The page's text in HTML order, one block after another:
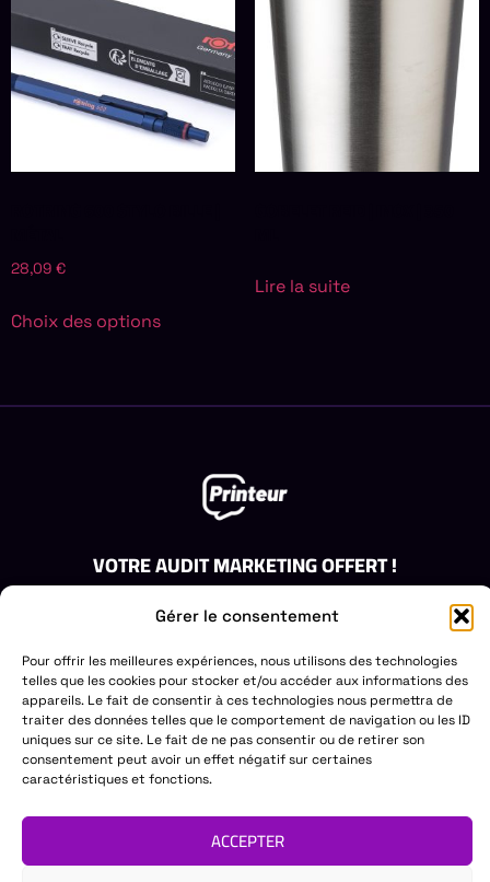
Gérer le consentement
Pour offrir les meilleures expériences, nous utilisons des technologies
telles que les cookies pour stocker et/ou accéder aux informations des
appareils. Le fait de consentir à ces technologies nous permettra de
traiter des données telles que le comportement de navigation ou les ID
uniques sur ce site. Le fait de ne pas consentir ou de retirer son
consentement peut avoir un effet négatif sur certaines
caractéristiques et fonctions.
ACCEPTER
28,09 €
Choix des options
Lire la suite
VOTRE AUDIT MARKETING OFFERT !
Obtenez un audit gratuit de votre stratégie de marketing.
Laissez-nous vous aider à identifier les opportunités de
DEMANDEZ VOTRE AUDIT GRATUIT
PRINTEUR
COMMUNICATION
À propos
ACCÈS RAPIDE
Création de site web
Création de logo &
DES QUESTIONS?
Mail:
Tél. :07 81 81 63 26